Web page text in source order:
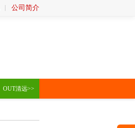
公司简介
OUT清远>>